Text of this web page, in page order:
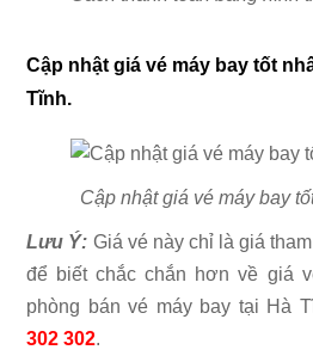
Cập nhật giá vé máy bay tốt
Tĩnh.
Cập nhật giá vé máy bay
Lưu Ý: Giá vé này chỉ là giá
để biết chắc chắn hơn về giá
phòng bán vé máy bay tại Hà
302 302.